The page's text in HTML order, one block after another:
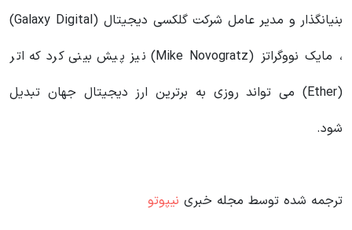
بنیانگذار و مدیر عامل شرکت گلکسی دیجیتال (Galaxy Digital)
، مایک نووگراتز (Mike Novogratz) نیز پیش بینی کرد که اتر
(Ether) می تواند روزی به برترین ارز دیجیتال جهان تبدیل
شود.
ترجمه شده توسط مجله خبری نیپوتو